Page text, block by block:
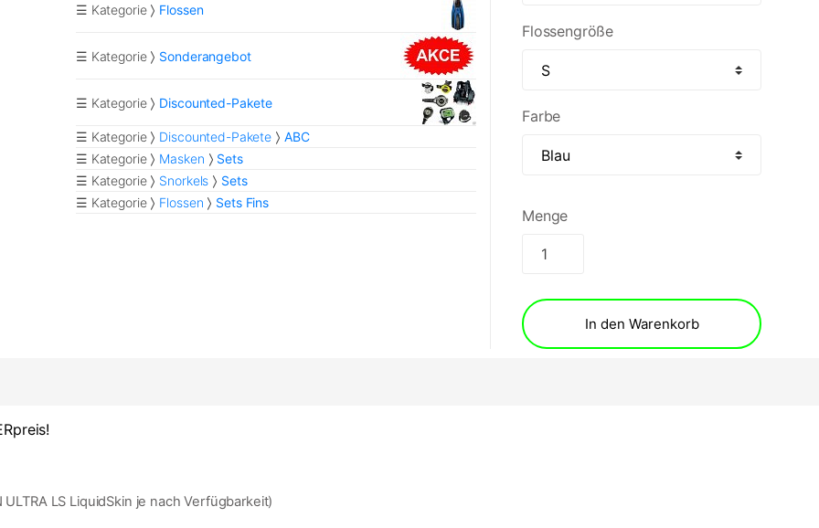
☰ Kategorie Flossen
☰ Kategorie Sonderangebot
☰ Kategorie Discounted-Pakete
☰ Kategorie Discounted-Pakete
ABC
☰ Kategorie
Masken
Sets
☰ Kategorie
Snorkels
Sets
☰ Kategorie
Flossen Sets Fins
Flossengröße
Farbe
Menge
In den Warenkorb
ULTRA LS LiquidSkin je nach Verfügbarkeit)